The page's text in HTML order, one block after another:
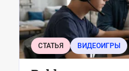
СТАТЬЯ ВИДЕОИГРЫ